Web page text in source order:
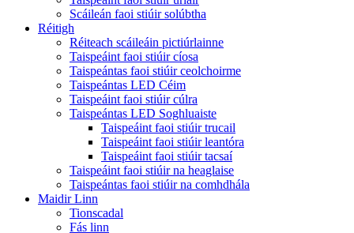
Scáileán faoi stiúir solúbtha
Réitigh
Réiteach scáileáin pictiúrlainne
Taispeáint faoi stiúir cíosa
Taispeántas faoi stiúir ceolchoirme
Taispeántas LED Céim
Taispeáint faoi stiúir cúlra
Taispeántas LED Soghluaiste
Taispeáint faoi stiúir trucail
Taispeáint faoi stiúir leantóra
Taispeáint faoi stiúir tacsaí
Taispeáint faoi stiúir na heaglaise
Taispeántas faoi stiúir na comhdhála
Maidir Linn
Tionscadal
Fás linn